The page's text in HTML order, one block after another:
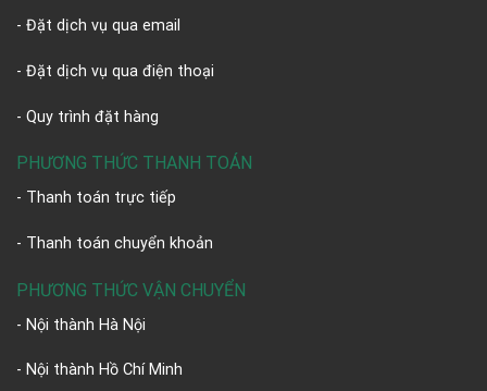
- Đặt dịch vụ qua email
- Đặt dịch vụ qua điện thoại
- Quy trình đặt hàng
PHƯƠNG THỨC THANH TOÁN
- Thanh toán trực tiếp
- Thanh toán chuyển khoản
PHƯƠNG THỨC VẬN CHUYỂN
- Nội thành Hà Nội
- Nội thành Hồ Chí Minh